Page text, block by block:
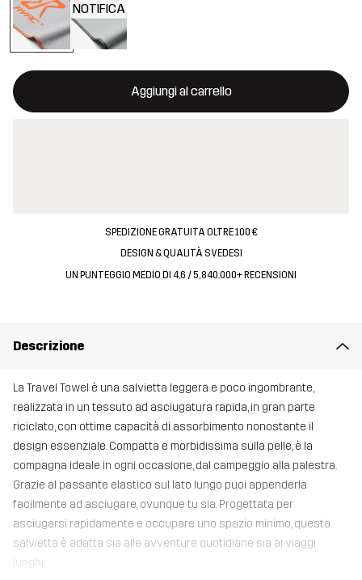
NOTIFICA
Aggiungi al carrello
Questo tasto aprirà una finestra modale per confermare un
{{size}} non disponibile
SPEDIZIONE GRATUITA OLTRE 100 €
DESIGN & QUALITÀ SVEDESI
UN PUNTEGGIO MEDIO DI 4,6 / 5, 840.000+ RECENSIONI
Descrizione
La Travel Towel è una salvietta leggera e poco ingombrante,
realizzata in un tessuto ad asciugatura rapida, in gran parte
riciclato, con ottime capacità di assorbimento nonostante il
design essenziale. Compatta e morbidissima sulla pelle, è la
compagna ideale in ogni occasione, dal campeggio alla palestra.
Grazie al passante elastico sul lato lungo puoi appenderla
facilmente ad asciugare, ovunque tu sia. Progettata per
asciugarsi rapidamente e occupare uno spazio minimo, questa
salvietta è adatta sia alle avventure quotidiane sia ai viaggi
lunghi.